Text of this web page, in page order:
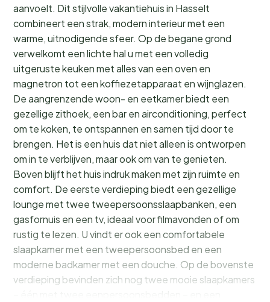
aanvoelt. Dit stijlvolle vakantiehuis in Hasselt
combineert een strak, modern interieur met een
warme, uitnodigende sfeer. Op de begane grond
verwelkomt een lichte hal u met een volledig
uitgeruste keuken met alles van een oven en
magnetron tot een koffiezetapparaat en wijnglazen.
De aangrenzende woon- en eetkamer biedt een
gezellige zithoek, een bar en airconditioning, perfect
om te koken, te ontspannen en samen tijd door te
brengen. Het is een huis dat niet alleen is ontworpen
om in te verblijven, maar ook om van te genieten.
Boven blijft het huis indruk maken met zijn ruimte en
comfort. De eerste verdieping biedt een gezellige
lounge met twee tweepersoonsslaapbanken, een
gasfornuis en een tv, ideaal voor filmavonden of om
rustig te lezen. U vindt er ook een comfortabele
slaapkamer met een tweepersoonsbed en een
moderne badkamer met een douche. Op de bovenste
verdieping bevinden zich nog twee mooie slaapkamers